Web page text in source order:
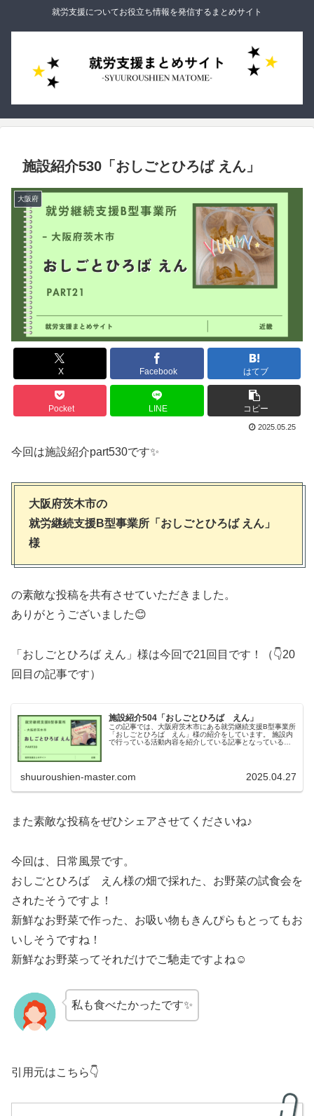
就労支援についてお役立ち情報を発信するまとめサイト
施設紹介530「おしごとひろば えん」
大阪府
X Facebook はてブ
Pocket LINE コピー
2025.05.25
今回は施設紹介part530です✨
大阪府茨木市の
就労継続支援B型事業所「おしごとひろば えん」
様
の素敵な投稿を共有させていただきました。
ありがとうございました😊
「おしごとひろば えん」様は今回で21回目です！（👇20
回目の記事です）
施設紹介504「おしごとひろば えん」
この記事では、大阪府茨木市にある就労継続支援B型事業所
「おしごとひろば えん」様の紹介をしています。 施設内
で行っている活動内容を紹介している記事となっているの
shuuroushien-master.com 2025.04.27
また素敵な投稿をぜひシェアさせてくださいね♪
今回は、日常風景です。
おしごとひろば えん様の畑で採れた、お野菜の試食会を
されたそうですよ！
新鮮なお野菜で作った、お吸い物もきんぴらもとってもお
いしそうですね！
新鮮なお野菜ってそれだけでご馳走ですよね☺
私も食べたかったです✨
引用元はこちら👇